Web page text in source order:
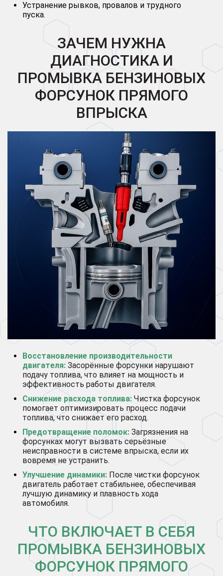
Устранение рывков, провалов и трудного
пуска.
ЗАЧЕМ НУЖНА
ДИАГНОСТИКА И
ПРОМЫВКА БЕНЗИНОВЫХ
ФОРСУНОК ПРЯМОГО
ВПРЫСКА
Восстановление производительности
двигателя: Засорённые форсунки нарушают
подачу топлива, что влияет на мощность и
эффективность работы двигателя.
Снижение расхода топлива: Чистка форсунок
помогает оптимизировать процесс подачи
топлива, что снижает его расход.
Предотвращение поломок: Загрязнения на
форсунках могут вызвать серьёзные
неисправности в системе впрыска, если их
вовремя не устранить.
Улучшение динамики: После чистки форсунок
двигатель работает стабильнее, обеспечивая
лучшую динамику и плавность хода
автомобиля.
ЧТО ВКЛЮЧАЕТ В СЕБЯ
ПРОМЫВКА БЕНЗИНОВЫХ
ФОРСУНОК ПРЯМОГО